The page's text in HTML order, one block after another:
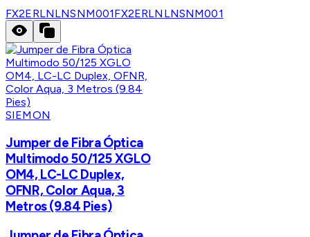
FX2ERLNLNSNM001FX2ERLNLNSNM001
SIEMON
Jumper de Fibra Óptica
Multimodo 50/125 XGLO
OM4, LC-LC Duplex,
OFNR, Color Aqua, 3
Metros (9.84 Pies)